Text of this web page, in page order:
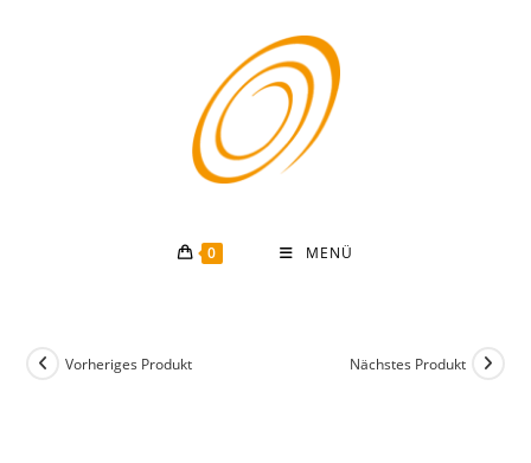
0 MENÜ
Vorheriges Produkt Nächstes Produkt